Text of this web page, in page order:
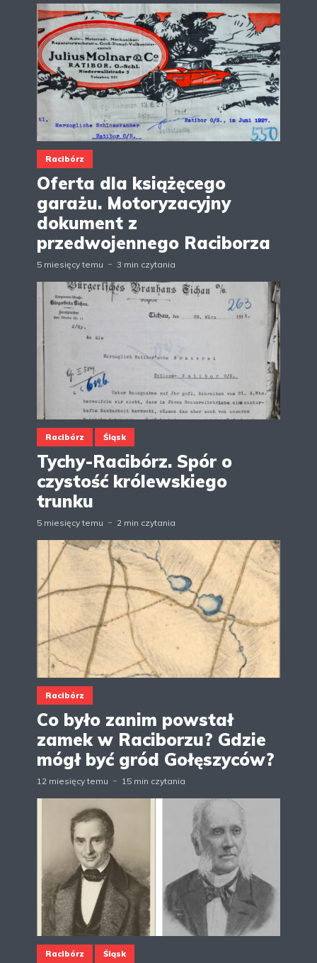
Racibórz
Oferta dla książęcego
garażu. Motoryzacyjny
dokument z
przedwojennego Raciborza
5 miesięcy temu 3 min czytania
Racibórz Śląsk
Tychy-Racibórz. Spór o
czystość królewskiego
trunku
5 miesięcy temu 2 min czytania
Racibórz
Co było zanim powstał
zamek w Raciborzu? Gdzie
mógł być gród Gołęszyców?
12 miesięcy temu 15 min czytania
Racibórz Śląsk